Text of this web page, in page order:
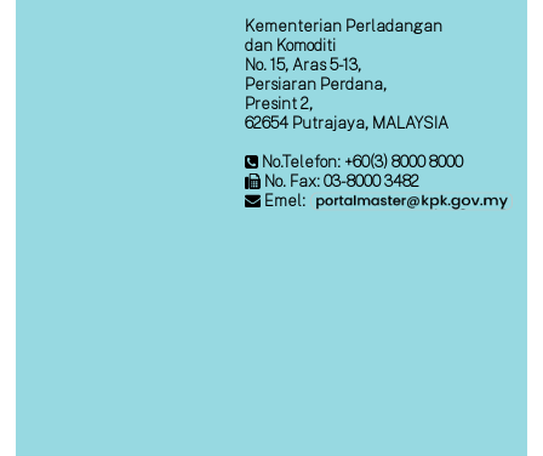
Kementerian Perladangan
dan Komoditi
No. 15, Aras 5-13,
Persiaran Perdana,
Presint 2,
62654 Putrajaya, MALAYSIA
No.Telefon: +60(3) 8000 8000
No. Fax: 03-8000 3482
Emel: